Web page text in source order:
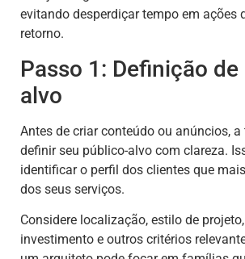
evitando desperdiçar tempo em ações
retorno.
Passo 1: Definição
alvo
Antes de criar conteúdo ou anúncios,
definir seu público-alvo com clareza.
identificar o perfil dos clientes que
dos seus serviços.
Considere localização, estilo de
investimento e outros critérios